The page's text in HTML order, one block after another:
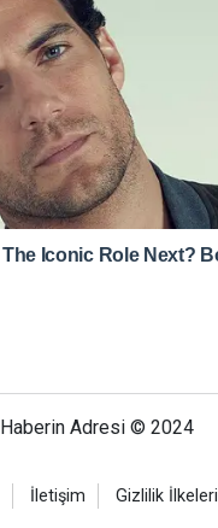
Haberin Adresi © 2024
İletişim Gizlilik İlkeleri